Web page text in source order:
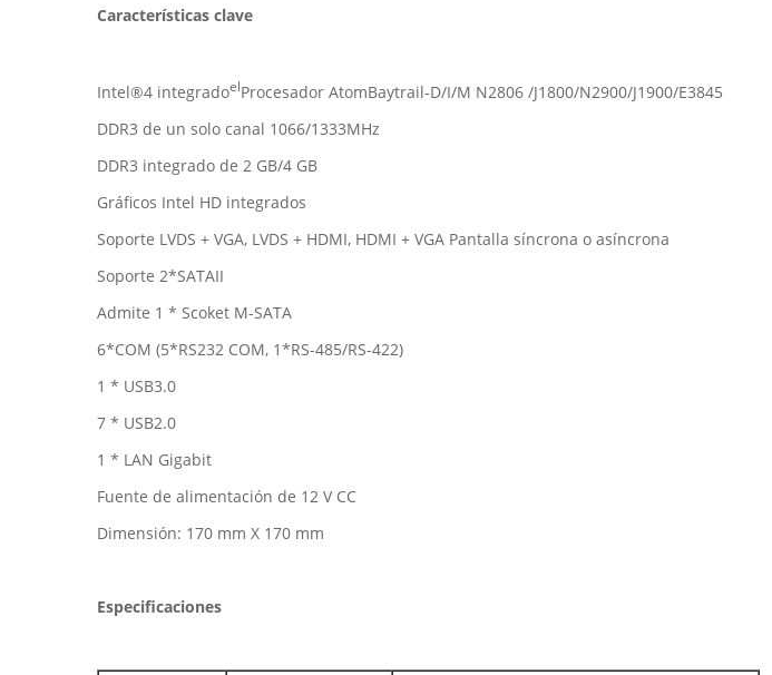
Características clave
Intel®4 integradoelProcesador AtomBaytrail-D/I/M N2806 /J1800/N2900/J1900/E3845
DDR3 de un solo canal 1066/1333MHz
DDR3 integrado de 2 GB/4 GB
Gráficos Intel HD integrados
Soporte LVDS + VGA, LVDS + HDMI, HDMI + VGA Pantalla síncrona o asíncrona
Soporte 2*SATAII
Admite 1 * Scoket M-SATA
6*COM (5*RS232 COM, 1*RS-485/RS-422)
1 * USB3.0
7 * USB2.0
1 * LAN Gigabit
Fuente de alimentación de 12 V CC
Dimensión: 170 mm X 170 mm
Especificaciones